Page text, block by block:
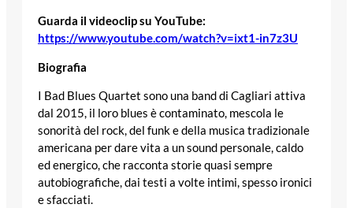
Guarda il videoclip su YouTube:
https://www.youtube.com/watch?v=ixt1-in7z3U
Biografia
I Bad Blues Quartet sono una band di Cagliari attiva
dal 2015, il loro blues è contaminato, mescola le
sonorità del rock, del funk e della musica tradizionale
americana per dare vita a un sound personale, caldo
ed energico, che racconta storie quasi sempre
autobiografiche, dai testi a volte intimi, spesso ironici
e sfacciati.